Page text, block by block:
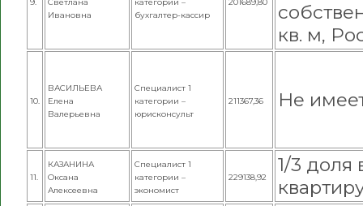
Ивановна
бухгалтер-кассир
кв. м,
10.
ВАСИЛЬЕВА
Елена
Валерьевна
Специалист 1
категории –
юрисконсульт
211367,36 Не
11.
КАЗАНИНА
Оксана
Алексеевна
Специалист 1
категории –
экономист
229138,92
1/3 доля